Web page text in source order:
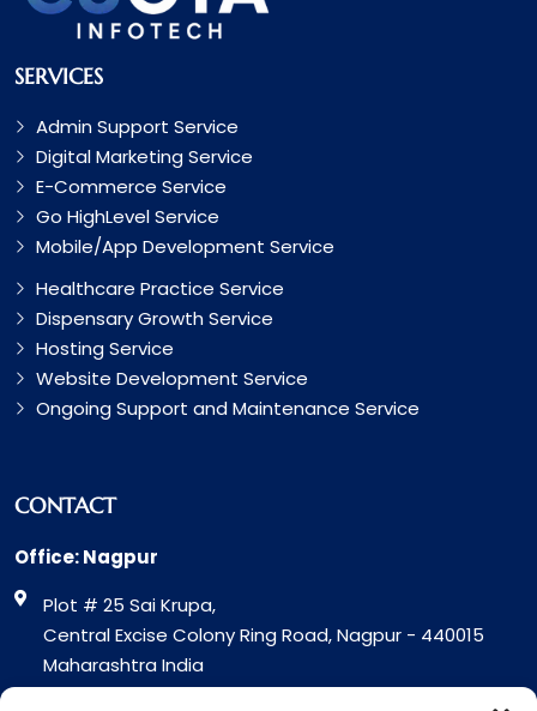
SERVICES
Admin Support Service
Digital Marketing Service
E-Commerce Service
Go HighLevel Service
Mobile/App Development Service
Healthcare Practice Service
Dispensary Growth Service
Hosting Service
Website Development Service
Ongoing Support and Maintenance Service
CONTACT
Office: Nagpur
Plot # 25 Sai Krupa,
Central Excise Colony Ring Road, Nagpur - 440015
Maharashtra India